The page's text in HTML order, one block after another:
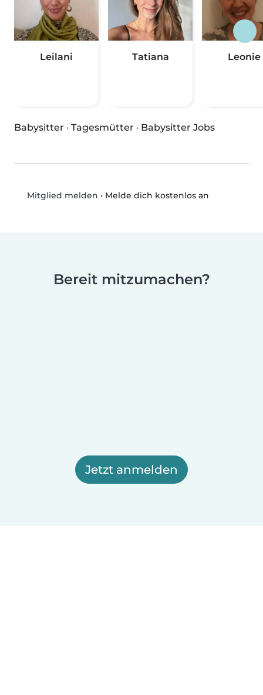
Leilani Tatiana Leonie
Babysitter · Tagesmütter · Babysitter Jobs
Mitglied melden • Melde dich kostenlos an
Bereit mitzumachen?
Jetzt anmelden